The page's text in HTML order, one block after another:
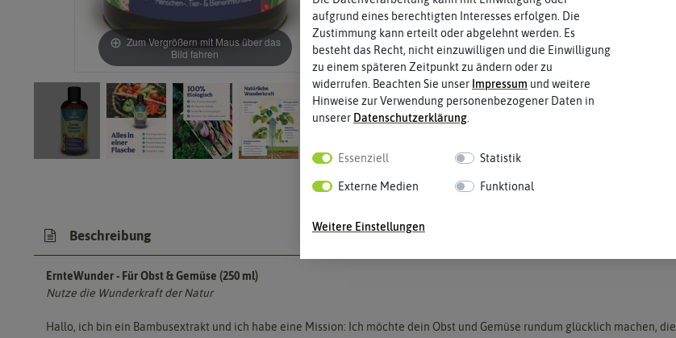
Zum Vergrößern mit Maus über das
Bild fahren
Beschreibung
ErnteWunder - Für Obst & Gemüse (250 ml)
Nutze die Wunderkraft der Natur
Hallo, ich bin ein Bambusextrakt und ich habe eine Mission: Ich möchte dein Obst und Gemüse rundum glücklich machen, die
aufgrund eines berechtigten Interesses erfolgen. Die
Zustimmung kann erteilt oder abgelehnt werden. Es
besteht das Recht, nicht einzuwilligen und die Einwilligung
zu einem späteren Zeitpunkt zu ändern oder zu
widerrufen. Beachten Sie unser Impressum und weitere
Hinweise zur Verwendung personenbezogener Daten in
unserer Daten­schutz­erklärung
Essenziell Statistik
Externe Medien Funktional
Weitere Einstellungen